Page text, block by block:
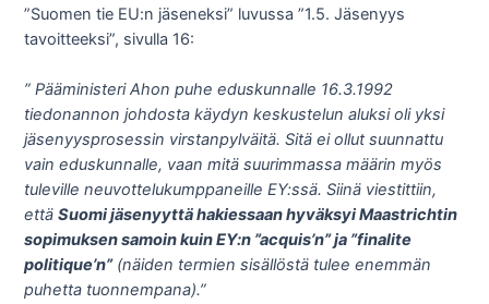
”Suomen tie EU:n jäseneksi” luvussa ”1.5. Jäsenyys
tavoitteeksi”, sivulla 16:
” Pääministeri Ahon puhe eduskunnalle 16.3.1992
tiedonannon johdosta käydyn keskustelun aluksi oli yksi
jäsenyysprosessin virstanpylväitä. Sitä ei ollut suunnattu
vain eduskunnalle, vaan mitä suurimmassa määrin myös
tuleville neuvottelukumppaneille EY:ssä. Siinä viestittiin,
ettäSuomi jäsenyyttä hakiessaan hyväksyi Maastrichtin
sopimuksen samoin kuin EY:n ”acquis’n” ja ”finalite
politique’n”(näiden termien sisällöstä tulee enemmän
puhetta tuonnempana).”